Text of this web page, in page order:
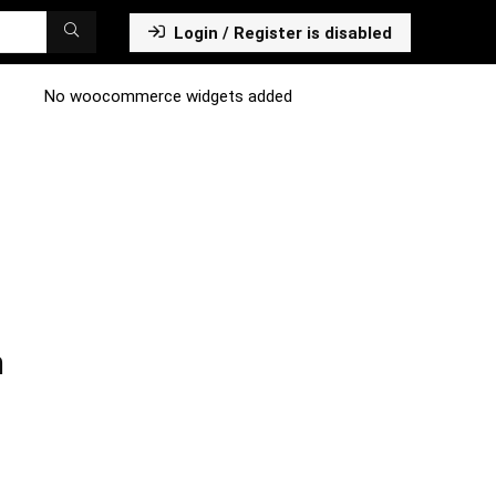
Login / Register is disabled
No woocommerce widgets added